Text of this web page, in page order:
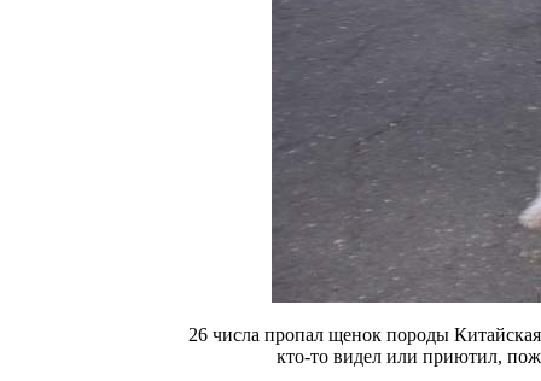
26 числа пропал щенок породы
кто-то видел или приютил,